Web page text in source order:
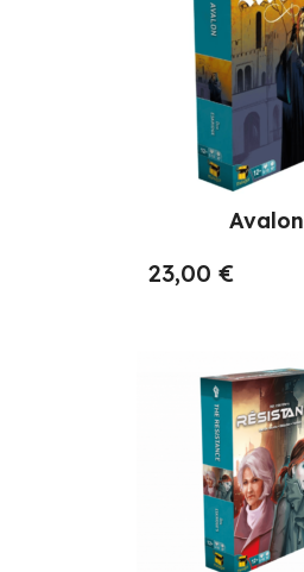
Avalon
23,00€